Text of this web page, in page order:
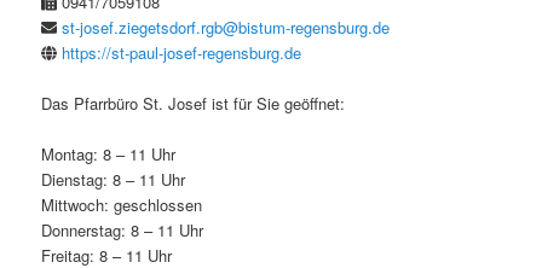
st-josef.ziegetsdorf.rgb@bistum-regensburg.de
https://st-paul-josef-regensburg.de
Das Pfarrbüro St. Josef ist für Sie geöffnet:
Montag: 8 – 11 Uhr
Dienstag: 8 – 11 Uhr
Mittwoch: geschlossen
Donnerstag: 8 – 11 Uhr
Freitag: 8 – 11 Uhr